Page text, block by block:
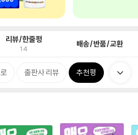
리뷰/한줄평
14 배송/반품/교환
출판사 리뷰 추천평